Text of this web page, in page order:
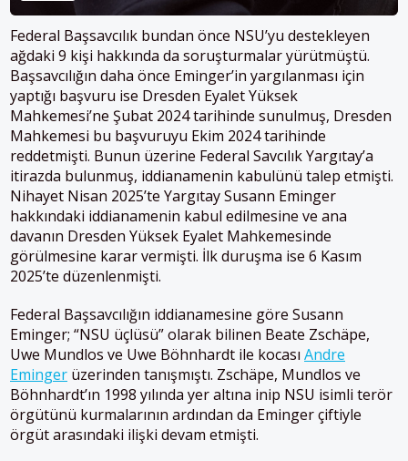
Federal Başsavcılık bundan önce NSU’yu destekleyen
ağdaki 9 kişi hakkında da soruşturmalar yürütmüştü.
Başsavcılığın daha önce Eminger’in yargılanması için
yaptığı başvuru ise Dresden Eyalet Yüksek
Mahkemesi’ne Şubat 2024 tarihinde sunulmuş, Dresden
Mahkemesi bu başvuruyu Ekim 2024 tarihinde
reddetmişti. Bunun üzerine Federal Savcılık Yargıtay’a
itirazda bulunmuş, iddianamenin kabulünü talep etmişti.
Nihayet Nisan 2025’te Yargıtay Susann Eminger
hakkındaki iddianamenin kabul edilmesine ve ana
davanın Dresden Yüksek Eyalet Mahkemesinde
görülmesine karar vermişti. İlk duruşma ise 6 Kasım
2025’te düzenlenmişti.
Federal Başsavcılığın iddianamesine göre Susann
Eminger; “NSU üçlüsü” olarak bilinen Beate Zschäpe,
Uwe Mundlos ve Uwe Böhnhardt ile kocası Andre
Eminger üzerinden tanışmıştı. Zschäpe, Mundlos ve
Böhnhardt’ın 1998 yılında yer altına inip NSU isimli terör
örgütünü kurmalarının ardından da Eminger çiftiyle
örgüt arasındaki ilişki devam etmişti.